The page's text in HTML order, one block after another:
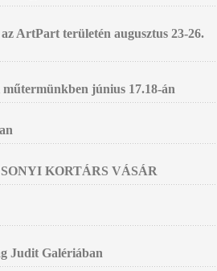
ArtPart területén augusztus 23-26.
június 17.18-án
KORTÁRS VÁSÁR
Judit Galériában